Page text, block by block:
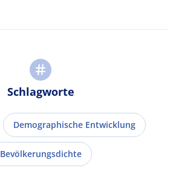
Schlagworte
Demographische Entwicklung
Bevölkerungsdichte